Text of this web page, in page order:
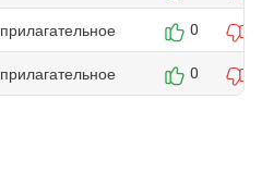
прилагательное 0
прилагательное 0